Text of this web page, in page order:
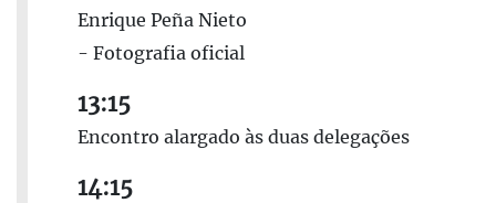
Enrique Peña Nieto
- Fotografia oficial
13:15
Encontro alargado às duas delegações
14:15